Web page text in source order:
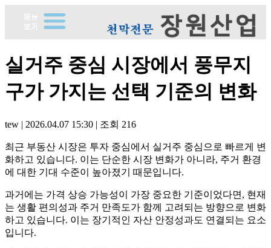
실거주 중심 시장에서 풍무지
구가 가지는 선택 기준의 변화
tew | 2026.04.07 15:30 | 조회 216
최근 부동산 시장은 투자 중심에서 실거주 중심으로 빠르게 변
화하고 있습니다. 이는 단순한 시장 변화가 아니라, 주거 환경
에 대한 기대 수준이 높아졌기 때문입니다.
과거에는 가격 상승 가능성이 가장 중요한 기준이었다면, 현재
는 생활 편의성과 주거 만족도가 함께 고려되는 방향으로 변화
하고 있습니다. 이는 장기적인 자산 안정성과도 연결되는 요소
입니다.